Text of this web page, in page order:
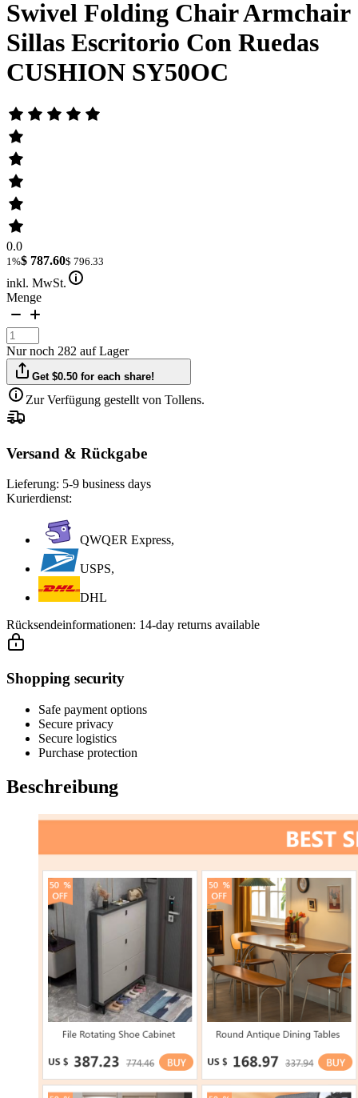
Swivel Folding Chair Armchair
Sillas Escritorio Con Ruedas
CUSHION SY50OC
0.0
1%$ 787.60$ 796.33
inkl. MwSt.
Menge
Nur noch 282 auf Lager
Get $0.50 for each share!
Zur Verfügung gestellt von Tollens.
Versand & Rückgabe
Lieferung: 5-9 business days
Kurierdienst:
QWQER Express,
USPS,
DHL
Rücksendeinformationen: 14-day returns available
Shopping security
Safe payment options
Secure privacy
Secure logistics
Purchase protection
Beschreibung